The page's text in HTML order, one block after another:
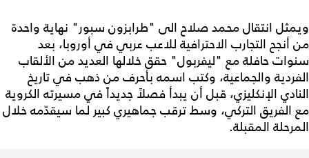
ويمثل انتقال محمد صلاح الى "طرابزون سبور" نهاية واحدة
من أنجح التجارب الاحترافية للاعب عربي في أوروبا، بعد
سنوات حافلة مع "ليفربول" حقق خلالها العديد من الألقاب
الفردية والجماعية، وكتب اسمه بأحرف من ذهب في تاريخ
النادي الإنكليزي، قبل أن يبدأ فصلاً جديداً في مسيرته الكروية
مع الفريق التركي، وسط ترقب جماهيري كبير لما سيقدّمه خلال
المرحلة المقبلة.